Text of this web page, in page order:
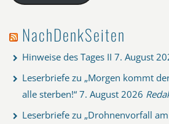
NachDenkSeiten
Hinweise des Tages II 7. August
Leserbriefe zu „Morgen kommt
alle sterben!“ 7. August 2026
Leserbriefe zu „Drohnenvorfall